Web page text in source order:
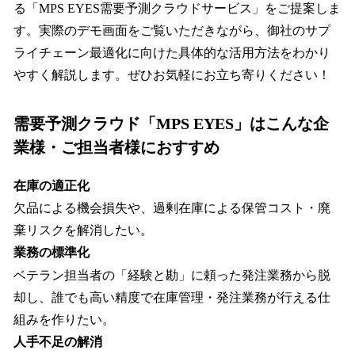
る「MPS EYES需要予測クラウドサービス」をご提案しま
す。実際のデモ画面をご覧いただきながら、御社のサプ
ライチェーン最適化に向けた具体的な活用方法をわかり
やすく解説します。ぜひお気軽にお立ち寄りください！
需要予測クラウド「MPS EYES」はこんな企
業様・ご担当者様におすすめ
在庫の適正化
欠品による機会損失や、過剰在庫による保管コスト・廃
棄リスクを解消したい。
業務の標準化
ベテラン担当者の「経験と勘」に頼った発注業務から脱
却し、誰でも高い精度で在庫管理・発注業務が行える仕
組みを作りたい。
人手不足の解消